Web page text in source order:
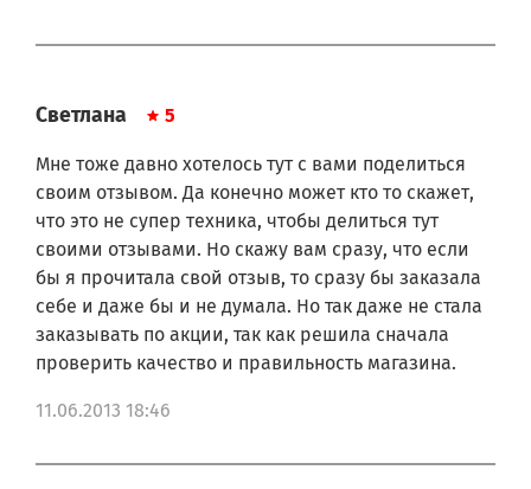
Помните - отсутствие обмена и возврата - это залог того, что Вы
ПЕРЕЧЕНЬ НЕПРОДОВОЛЬСТВЕННЫХ ТОВАРОВ НАДЛЕЖАЩЕГО
АНАЛОГИЧНЫЙ ТОВАР ДРУГИХ РАЗМЕРА, ФОРМЫ, ГАБАРИТА, ФАСОНА,
РАСЦВЕТКИ ИЛИ КОМПЛЕКТАЦИИ (в ред. Постановлений
Правительства РФ от 20.10.1998 N 1222, от 06.02.2002 N 81)
6. Изделия и материалы, контактирующие с пищевыми продуктами,
из полимерных материалов.
Обучающее видео, как заменить фильтр в
холодильнике LG LT600:
Светлана 5
Мне тоже давно хотелось тут с вами поделиться
своим отзывом. Да конечно может кто то скажет,
что это не супер техника, чтобы делиться тут
своими отзывами. Но скажу вам сразу, что если
бы я прочитала свой отзыв, то сразу бы заказала
себе и даже бы и не думала. Но так даже не стала
заказывать по акции, так как решила сначала
проверить качество и правильность магазина.
11.06.2013 18:46